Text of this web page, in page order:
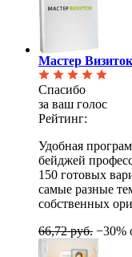
Мастер Визиток
Спасибо
за ваш голос
Рейтинг:
Удобная
бейджей
150 готовых
самые разные
собственных
66,72 руб. −30%